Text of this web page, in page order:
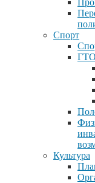
Спорт
ГТО
Культура